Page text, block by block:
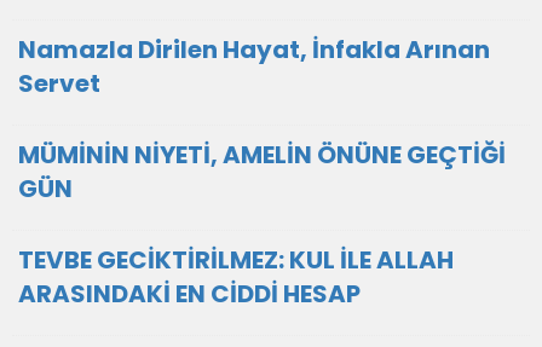
Namazla Dirilen Hayat, İnfakla Arınan
Servet
MÜMİNİN NİYETİ, AMELİN ÖNÜNE GEÇTİĞİ
GÜN
TEVBE GECİKTİRİLMEZ: KUL İLE ALLAH
ARASINDAKİ EN CİDDİ HESAP